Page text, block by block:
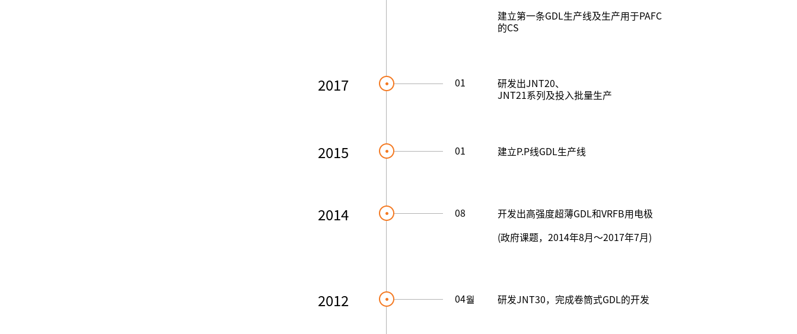
建立第一条GDL生产线及生产用于PAFC
的CS
2017 01
研发出JNT20、
JNT21系列及投入批量生产
2015 01 建立P.P线GDL生产线
2014 08
开发出高强度超薄GDL和VRFB用电极
(政府课题，2014年8月～2017年7月)
2012 04월 研发JNT30，完成卷筒式GDL的开发